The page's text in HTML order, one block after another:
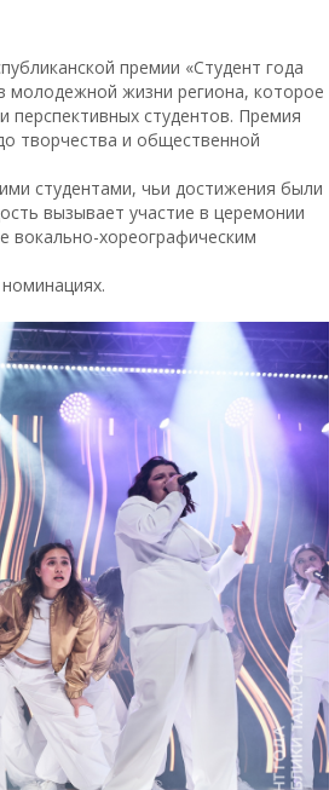
премии «Студент года
молодежной жизни региона, которое
студентов. Премия
творчества и общественной
студентами, чьи достижения были
вызывает участие в церемонии
вокально-хореографическим